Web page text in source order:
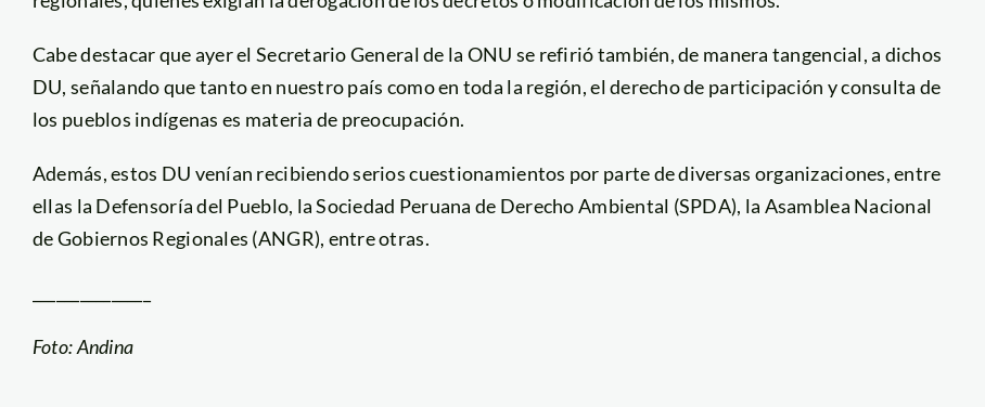
Cabe destacar que ayer el Secretario General de la ONU se refirió también, de manera tangencial, a dichos
DU, señalando que tanto en nuestro país como en toda la región, el derecho de participación y consulta de
los pueblos indígenas es materia de preocupación.
Además, estos DU venían recibiendo serios cuestionamientos por parte de diversas organizaciones, entre
ellas la Defensoría del Pueblo, la Sociedad Peruana de Derecho Ambiental (SPDA), la Asamblea Nacional
de Gobiernos Regionales (ANGR), entre otras.
Foto: Andina